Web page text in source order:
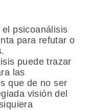
psicoanálisis
para refutar o
puede trazar
las
que de no ser
visión del